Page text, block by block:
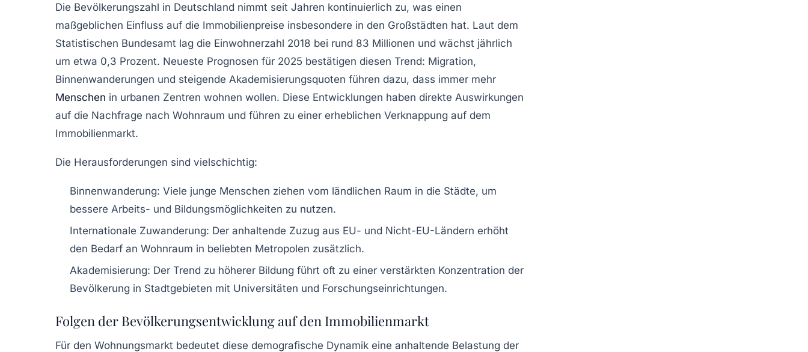
Die Bevölkerungszahl in Deutschland nimmt seit Jahren kontinuierlich zu, was einen
maßgeblichen Einfluss auf die Immobilienpreise insbesondere in den Großstädten hat. Laut dem
Statistischen Bundesamt lag die Einwohnerzahl 2018 bei rund 83 Millionen und wächst jährlich
um etwa 0,3 Prozent. Neueste Prognosen für 2025 bestätigen diesen Trend: Migration,
Binnenwanderungen und steigende Akademisierungsquoten führen dazu, dass immer mehr
Menschen in urbanen Zentren wohnen wollen. Diese Entwicklungen haben direkte Auswirkungen
auf die Nachfrage nach Wohnraum und führen zu einer erheblichen Verknappung auf dem
Immobilienmarkt.
Die Herausforderungen sind vielschichtig:
Binnenwanderung: Viele junge Menschen ziehen vom ländlichen Raum in die Städte, um
bessere Arbeits- und Bildungsmöglichkeiten zu nutzen.
Internationale Zuwanderung: Der anhaltende Zuzug aus EU- und Nicht-EU-Ländern erhöht
den Bedarf an Wohnraum in beliebten Metropolen zusätzlich.
Akademisierung: Der Trend zu höherer Bildung führt oft zu einer verstärkten Konzentration der
Bevölkerung in Stadtgebieten mit Universitäten und Forschungseinrichtungen.
Folgen der Bevölkerungsentwicklung auf den Immobilienmarkt
Für den Wohnungsmarkt bedeutet diese demografische Dynamik eine anhaltende Belastung der